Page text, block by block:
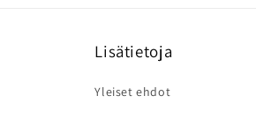
Lisätietoja
Yleiset ehdot